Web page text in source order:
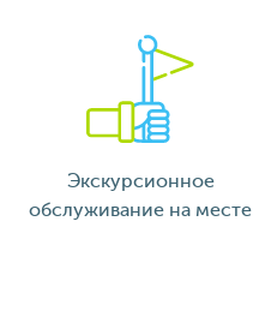
Экскурсионное
обслуживание на месте